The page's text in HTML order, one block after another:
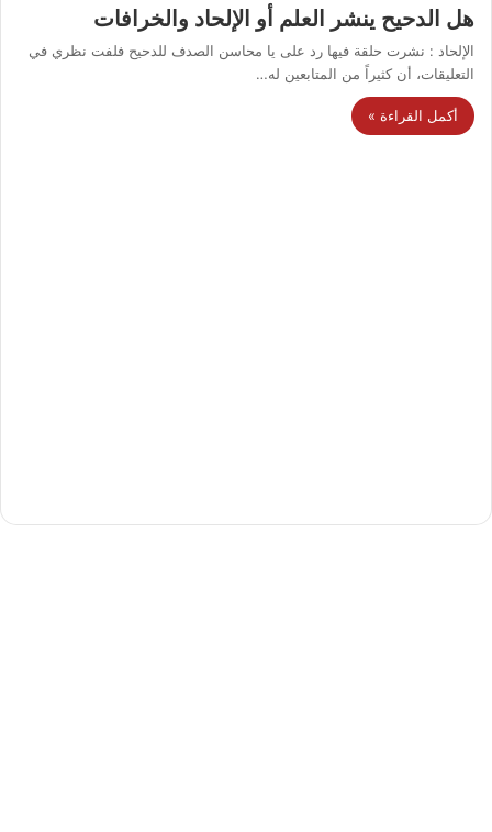
هل الدحيح ينشر العلم أو الإلحاد والخرافات
الإلحاد : نشرت حلقة فيها رد على يا محاسن الصدف للدحيح فلفت نظري في
التعليقات، أن كثيراً من المتابعين له…
أكمل القراءة »